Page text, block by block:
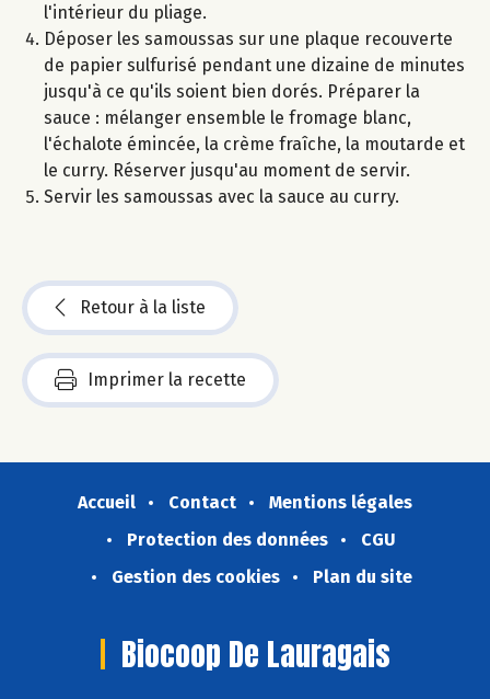
l'intérieur du pliage.
Déposer les samoussas sur une plaque recouverte
de papier sulfurisé pendant une dizaine de minutes
jusqu'à ce qu'ils soient bien dorés. Préparer la
sauce : mélanger ensemble le fromage blanc,
l'échalote émincée, la crème fraîche, la moutarde et
le curry. Réserver jusqu'au moment de servir.
Servir les samoussas avec la sauce au curry.
Retour à la liste
Imprimer la recette
Accueil Contact
Mentions légales
Protection des données
CGU
Gestion des cookies
Plan du site
Biocoop De Lauragais